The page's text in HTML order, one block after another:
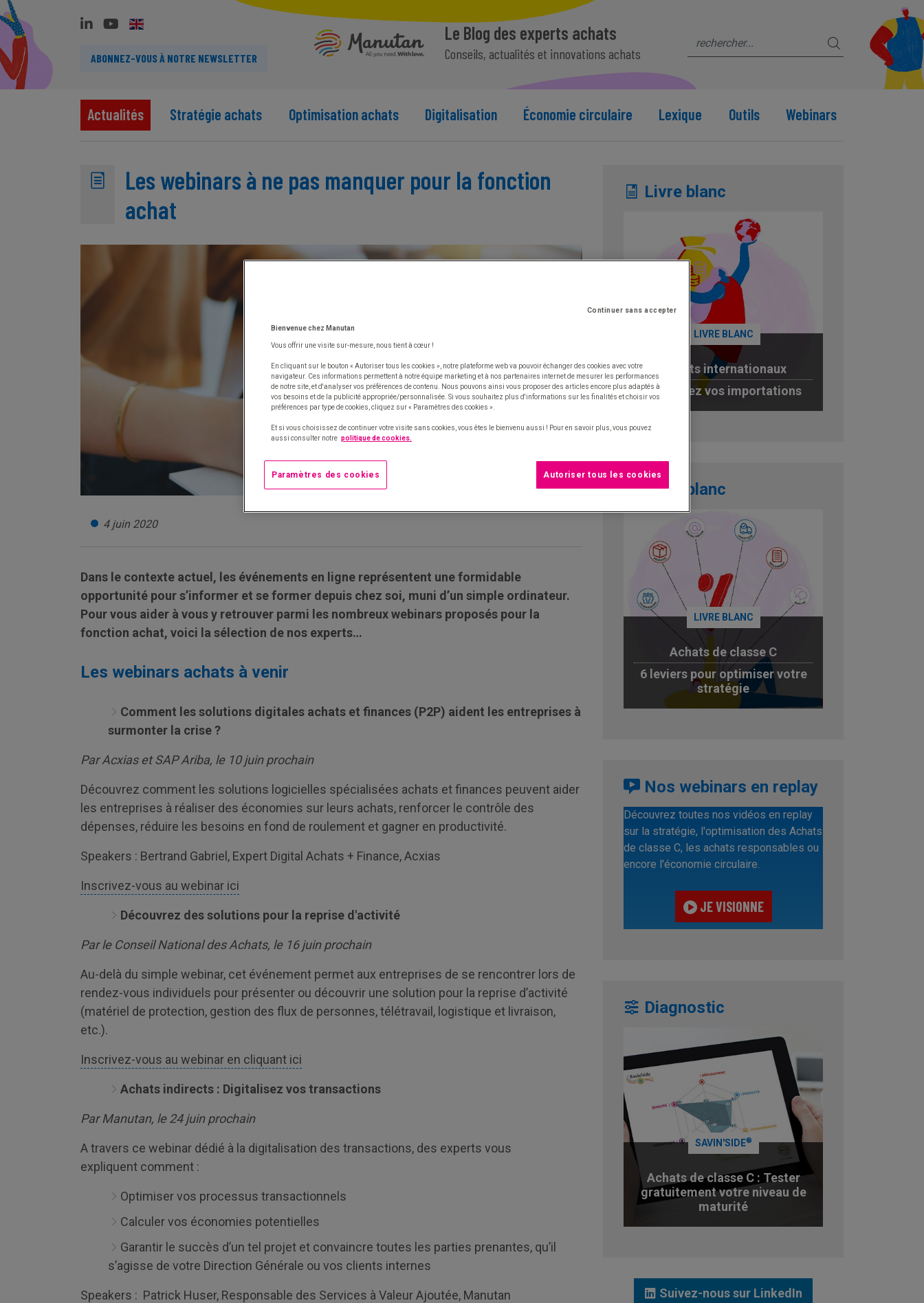
ABONNEZ-VOUS À NOTRE NEWSLETTER
Le Blog des experts achats
Conseils, actualités et innovations achats
Actualités Stratégie achats Optimisation achats Digitalisation Économie circulaire Lexique Outils Webinars
Les webinars à ne pas manquer pour la fonction
achat
4 juin 2020
Dans le contexte actuel, les événements en ligne représentent une formidable
opportunité pour s’informer et se former depuis chez soi, muni d’un simple ordinateur.
Pour vous aider à vous y retrouver parmi les nombreux webinars proposés pour la
fonction achat, voici la sélection de nos experts…
Les webinars achats à venir
Comment les solutions digitales achats et finances (P2P) aident les entreprises à
surmonter la crise ?
Par Acxias et SAP Ariba, le 10 juin prochain
Découvrez comment les solutions logicielles spécialisées achats et finances peuvent aider
les entreprises à réaliser des économies sur leurs achats, renforcer le contrôle des
dépenses, réduire les besoins en fond de roulement et gagner en productivité.
Speakers : Bertrand Gabriel, Expert Digital Achats + Finance, Acxias
Inscrivez-vous au webinar ici
Découvrez des solutions pour la reprise d'activité
Par le Conseil National des Achats, le 16 juin prochain
Au-delà du simple webinar, cet événement permet aux entreprises de se rencontrer lors de
rendez-vous individuels pour présenter ou découvrir une solution pour la reprise d’activité
(matériel de protection, gestion des flux de personnes, télétravail, logistique et livraison,
etc.).
Inscrivez-vous au webinar en cliquant ici
Achats indirects : Digitalisez vos transactions
Par Manutan, le 24 juin prochain
A travers ce webinar dédié à la digitalisation des transactions, des experts vous
expliquent comment :
Optimiser vos processus transactionnels
Calculer vos économies potentielles
Garantir le succès d’un tel projet et convaincre toutes les parties prenantes, qu’il
s’agisse de votre Direction Générale ou vos clients internes
Speakers : Patrick Huser, Responsable des Services à Valeur Ajoutée, Manutan
Livre blanc
LIVRE BLANC
Achats internationaux
optimisez vos importations
Livre blanc
LIVRE BLANC
Achats de classe C
6 leviers pour optimiser votre
stratégie
Nos webinars en replay
Découvrez toutes nos vidéos en replay
sur la stratégie, l'optimisation des Achats
de classe C, les achats responsables ou
encore l'économie circulaire.
JE VISIONNE
Diagnostic
SAVIN'SIDE®
Achats de classe C : Tester
gratuitement votre niveau de
maturité
Suivez-nous sur LinkedIn
Continuer sans accepter
Bienvenue chez Manutan
Vous offrir une visite sur-mesure, nous tient à cœur !
En cliquant sur le bouton « Autoriser tous les cookies », notre plateforme web va pouvoir échanger des cookies avec votre
navigateur. Ces informations permettent à notre équipe marketing et à nos partenaires internet de mesurer les performances
de notre site, et d'analyser vos préférences de contenu. Nous pouvons ainsi vous proposer des articles encore plus adaptés à
vos besoins et de la publicité appropriée/personnalisée. Si vous souhaitez plus d'informations sur les finalités et choisir vos
préférences par type de cookies, cliquez sur « Paramètres des cookies ».
Et si vous choisissez de continuer votre visite sans cookies, vous êtes le bienvenu aussi ! Pour en savoir plus, vous pouvez
aussi consulter notre politique de cookies.
Autoriser tous les cookies
Paramètres des cookies